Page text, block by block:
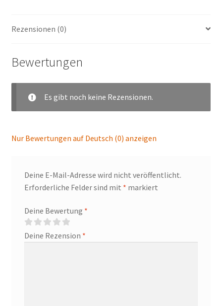
Rezensionen (0)
Bewertungen
Es gibt noch keine Rezensionen.
Nur Bewertungen auf Deutsch (0) anzeigen
Deine E-Mail-Adresse wird nicht veröffentlicht.
Erforderliche Felder sind mit * markiert
Deine Bewertung *
Deine Rezension *